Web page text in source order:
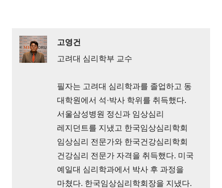
고영건
고려대 심리학부 교수
필자는 고려대 심리학과를 졸업하고 동
대학원에서 석·박사 학위를 취득했다.
서울삼성병원 정신과 임상심리
레지던트를 지냈고 한국임상심리학회
임상심리 전문가와 한국건강심리학회
건강심리 전문가 자격을 취득했다. 미국
예일대 심리학과에서 박사 후 과정을
마쳤다. 한국임상심리학회장을 지냈다.